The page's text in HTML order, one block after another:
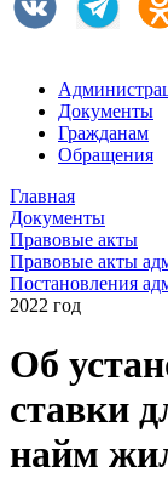
Документы
Гражданам
Обращения
Главная
Документы
Правовые акты
Правовые акты
Постановления
2022 год
Об
ставки
найм